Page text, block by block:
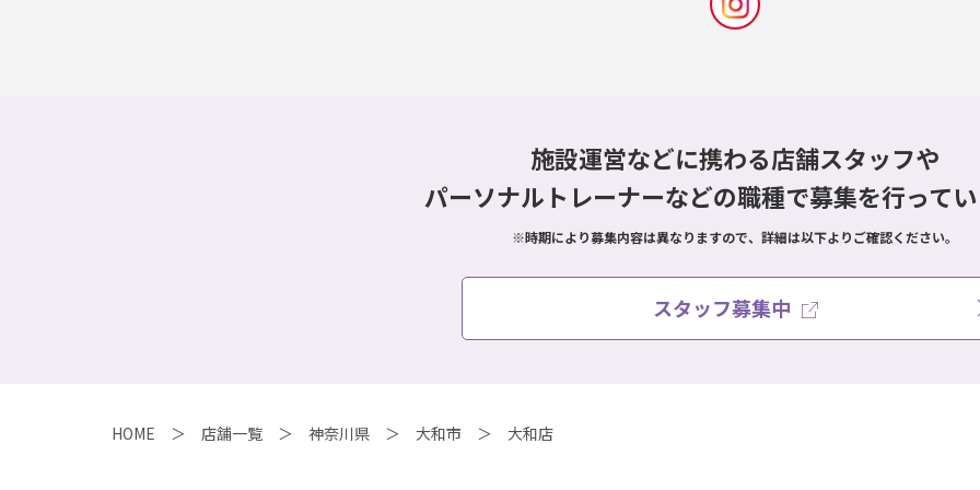
施設運営などに携わる店舗スタッフや
パーソナルトレーナーなどの職種で募集を行って
※時期により募集内容は異なりますので、詳細は以下よりご確認ください。
スタッフ募集中
HOME 店舗一覧 神奈川県 大和市 大和店